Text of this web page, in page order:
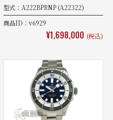
型式：A222BPRNP (A22322)
商品ID：v6929
¥1,698,000 (税込)